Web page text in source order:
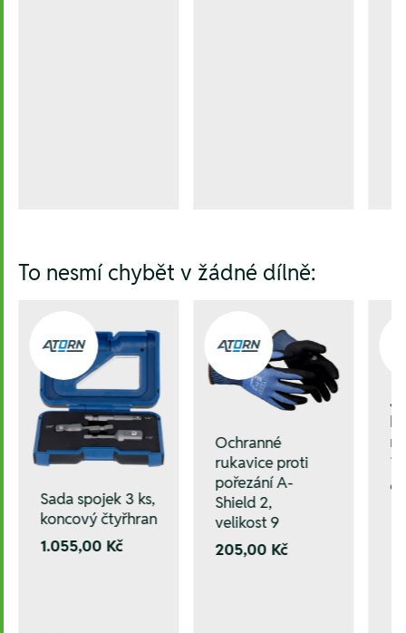
To nesmí chybět v žádné dílně:
Sada spojek 3 ks,
koncový čtyřhran
1.055,00 Kč
Ochranné
rukavice proti
pořezání A-
Shield 2,
velikost 9
205,00 Kč